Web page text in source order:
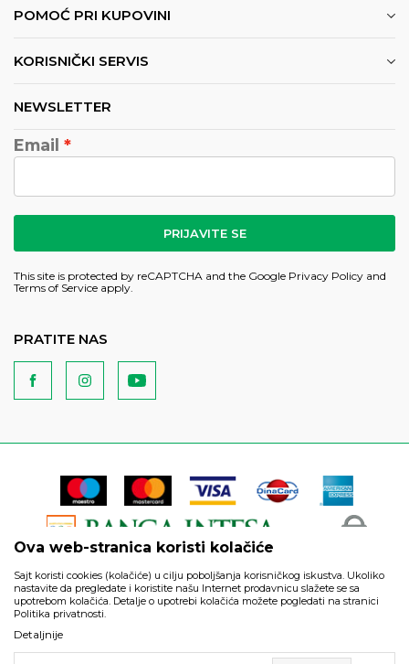
POMOĆ PRI KUPOVINI
KORISNIČKI SERVIS
NEWSLETTER
Email
PRIJAVITE SE
This site is protected by reCAPTCHA and the Google Privacy Policy and
Terms of Service apply.
PRATITE NAS
artikli prikazani na sajtu su deo naše ponude i ne podrazumeva
da su dostupni u svakom trenutku.
Ova web-stranica koristi kolačiće
Sajt koristi cookies (kolačiće) u cilju poboljšanja korisničkog iskustva. Ukoliko
nastavite da pregledate i koristite našu Internet prodavnicu slažete se sa
upotrebom kolačića. Detalje o upotrebi kolačića možete pogledati na stranici
Politika privatnosti.
Detaljnije